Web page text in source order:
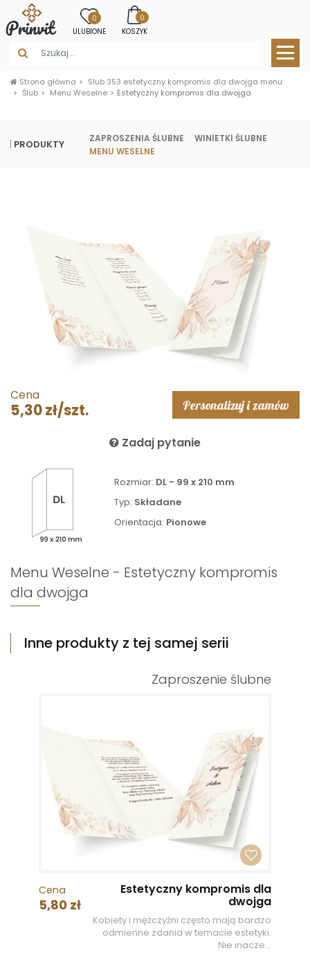
0
ULUBIONE
0
KOSZYK
Strona główna
Slub 353 estetyczny kompromis dla dwojga menu
Ślub
Menu Weselne Estetyczny kompromis dla dwojga
PRODUKTY ZAPROSZENIA ŚLUBNE
WINIETKI ŚLUBNE
MENU WESELNE
Cena
5,30 zł/szt. Personalizuj i zamów
Zadaj pytanie
Rozmiar: DL - 99 x 210 mm
Typ: Składane
Orientacja: Pionowe
Menu Weselne - Estetyczny kompromis
dla dwojga
Inne produkty z tej samej serii
Zaproszenie ślubne
Cena
5,80 zł
Estetyczny kompromis dla
dwojga
Kobiety i mężczyźni często mają bardzo
odmienne zdania w temacie estetyki.
Nie inacze...